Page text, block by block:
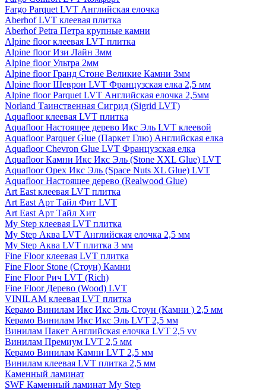
Fargo Parquet LVT Английская елочка
Aberhof LVT клеевая плитка
Aberhof Petra Петра крупные камни
Alpine floor клеевая LVT плитка
Alpine floor Изи Лайн 3мм
Alpine floor Ультра 2мм
Alpine floor Гранд Стоне Великие Камни 3мм
Alpine floor Шеврон LVT Французская елка 2,5 мм
Alpine floor Parquet LVT Английская елочка 2,5мм
Norland Таинственная Сигрид (Sigrid LVT)
Aquafloor клеевая LVT плитка
Aquafloor Настоящее дерево Икс Эль LVT клеевой
Aquafloor Parquer Glue (Паркет Глю) Английская елка
Aquafloor Chevron Glue LVT Французская елка
Aquafloor Камни Икс Икс Эль (Stone XXL Glue) LVT
Aquafloor Орех Икс Эль (Space Nuts XL Glue) LVT
Aquafloor Настоящее дерево (Realwood Glue)
Art East клеевая LVT плитка
Art East Арт Тайл Фит LVT
Art East Арт Тайл Хит
My Step клеевая LVT плитка
My Step Аква LVT Английская елочка 2,5 мм
My Step Аква LVT плитка 3 мм
Fine Floor клеевая LVT плитка
Fine Floor Stone (Стоун) Камни
Fine Floor Рич LVT (Rich)
Fine Floor Дерево (Wood) LVT
VINILAM клеевая LVT плитка
Керамо Винилам Икс Икс Эль Стоун (Камни ) 2,5 мм
Керамо Винилам Икс Икс Эль LVT 2,5 мм
Винилам Пакет Английская елочка LVT 2,5 vv
Винилам Премиум LVT 2,5 мм
Керамо Винилам Камни LVT 2,5 мм
Винилам клеевая LVT плитка 2,5 мм
Каменный ламинат
SWF Каменный ламинат My Step